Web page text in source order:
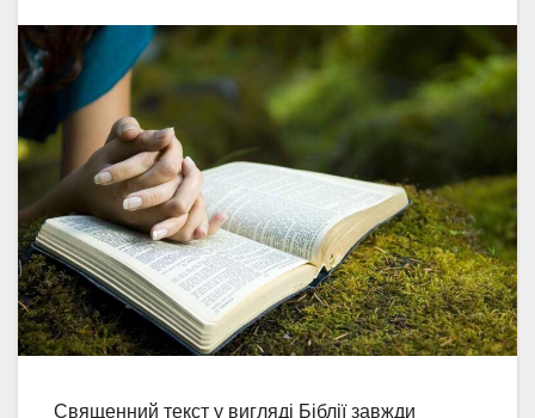
Священний текст у вигляді Біблії завжди